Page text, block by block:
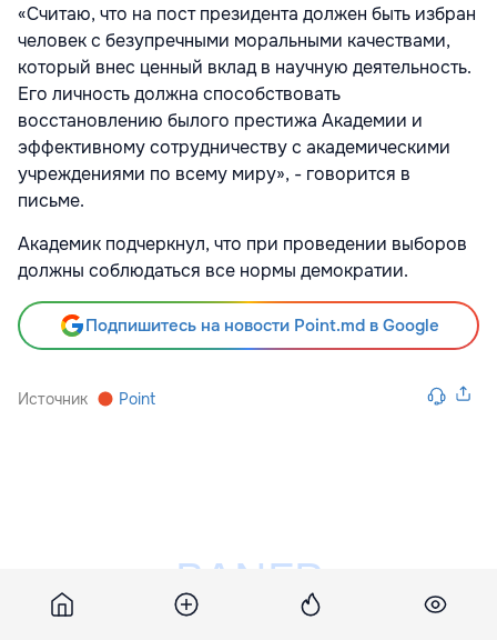
«Считаю, что на пост президента должен быть избран
человек с безупречными моральными качествами,
который внес ценный вклад в научную деятельность.
Его личность должна способствовать
восстановлению былого престижа Академии и
эффективному сотрудничеству с академическими
учреждениями по всему миру», - говорится в
письме.
Академик подчеркнул, что при проведении выборов
должны соблюдаться все нормы демократии.
Подпишитесь на новости Point.md в Google
Источник Point